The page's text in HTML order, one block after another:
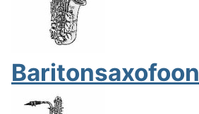
Baritonsaxofoon